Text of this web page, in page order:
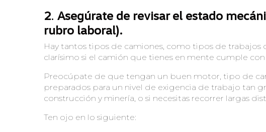
2. Asegúrate de revisar el estado
rubro laboral).
Hay tantos tipos de camiones, como tipos de
clarísimo si el camión que tienes en mente cumple
Preocúpate de que tengan un buen motor, tipo de
preparados para un nivel de exigencia de trabajo tan
construcción y minería, o si necesitas recorrer largas
Ten ojo en lo siguiente: